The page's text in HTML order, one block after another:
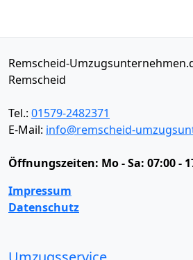
Remscheid-
Remscheid
Tel.: 01579-2482371
E-Mail: info@remscheid-
Öffnungszeiten: Mo - Sa: 07:00 -
Impressum
Datenschutz